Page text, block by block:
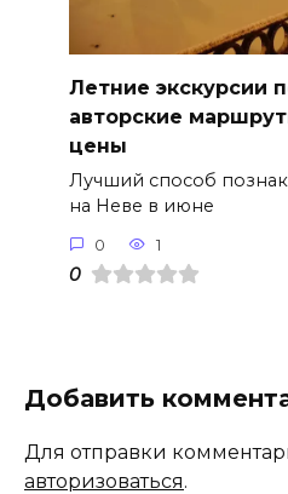
Летние экскурсии
авторские
цены
Лучший способ
на Неве в июне
0 1
0
Добавить
Для отправки
авторизоваться.